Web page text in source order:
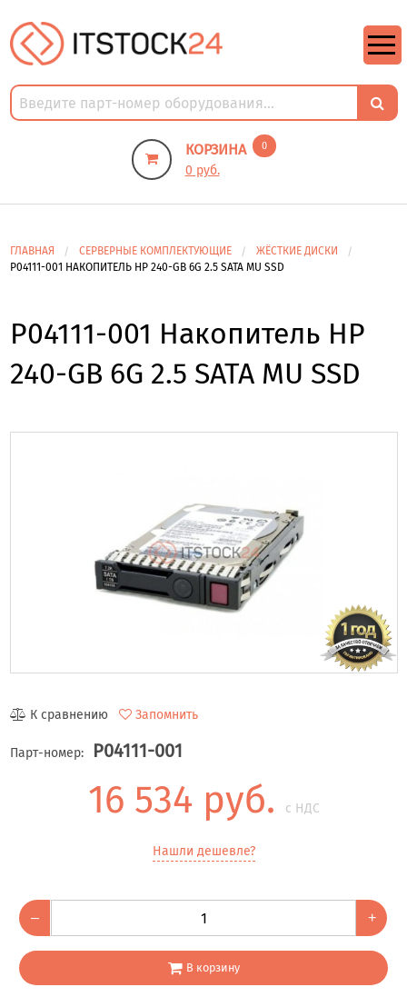
КОРЗИНА 0
0 руб.
ГЛАВНАЯ СЕРВЕРНЫЕ КОМПЛЕКТУЮЩИЕ
ЖЁСТКИЕ ДИСКИ
P04111-001 НАКОПИТЕЛЬ HP 240-GB 6G 2.5 SATA MU SSD
P04111-001 Накопитель HP
240-GB 6G 2.5 SATA MU SSD
К сравнению Запомнить
Парт-номер: P04111-001
16 534 руб. с НДС
Нашли дешевле?
– +
В корзину